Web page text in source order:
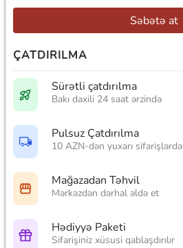
Səbətə at
ÇATDIRILMA
Sürətli çatdırılma
Bakı daxili 24 saat ərzində
Pulsuz Çatdırılma
10 AZN-dən yuxarı sifarişlərdə
Mağazadan Təhvil
Mərkəzdən dərhal əldə et
Hədiyyə Paketi
Sifarişiniz xüsusi qablaşdırılır